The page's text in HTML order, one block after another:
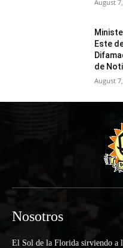
August
Este
de
August
Nosotros
El Sol de la Florida sirviendo a